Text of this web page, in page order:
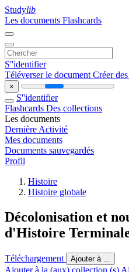
Studylib
Les documents Flashcards
S''identifier
Téléverser le document Créer
×
S''identifier
Flashcards Des collections
Les documents
Dernière Activité
Mes documents
Documents sauvegardés
Profil
Histoire
Histoire globale
Décolonisation et
d'Histoire
Téléchargement Ajouter à ...
Ajouter à la (aux) collection (s)